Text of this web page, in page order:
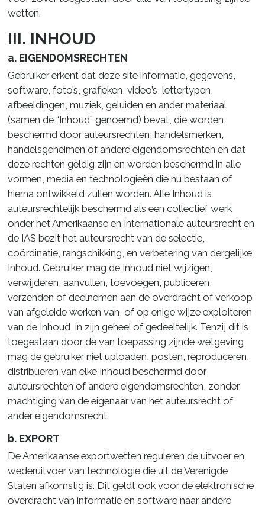
wetten.
III. INHOUD
a. EIGENDOMSRECHTEN
Gebruiker erkent dat deze site informatie, gegevens,
software, foto’s, grafieken, video’s, lettertypen,
afbeeldingen, muziek, geluiden en ander materiaal
(samen de “Inhoud” genoemd) bevat, die worden
beschermd door auteursrechten, handelsmerken,
handelsgeheimen of andere eigendomsrechten en dat
deze rechten geldig zijn en worden beschermd in alle
vormen, media en technologieën die nu bestaan of
hierna ontwikkeld zullen worden. Alle Inhoud is
auteursrechtelijk beschermd als een collectief werk
onder het Amerikaanse en Internationale auteursrecht en
de IAS bezit het auteursrecht van de selectie,
coördinatie, rangschikking, en verbetering van dergelijke
Inhoud. Gebruiker mag de Inhoud niet wijzigen,
verwijderen, aanvullen, toevoegen, publiceren,
verzenden of deelnemen aan de overdracht of verkoop
van afgeleide werken van, of op enige wijze exploiteren
van de Inhoud, in zijn geheel of gedeeltelijk. Tenzij dit is
toegestaan door de van toepassing zijnde wetgeving,
mag de gebruiker niet uploaden, posten, reproduceren,
distribueren van elke Inhoud beschermd door
auteursrechten of andere eigendomsrechten, zonder
machtiging van de eigenaar van het auteursrecht of
ander eigendomsrecht.
b. EXPORT
De Amerikaanse exportwetten reguleren de uitvoer en
wederuitvoer van technologie die uit de Verenigde
Staten afkomstig is. Dit geldt ook voor de elektronische
overdracht van informatie en software naar andere